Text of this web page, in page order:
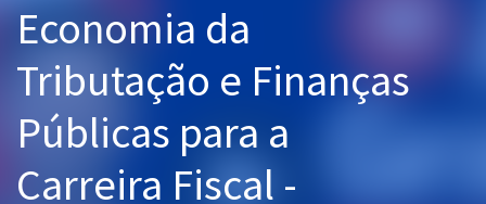
Cursos 20% OFF
Pós
Graduação
OAB
Economia da
Tributação e Finanças
Públicas para a
Carreira Fiscal -